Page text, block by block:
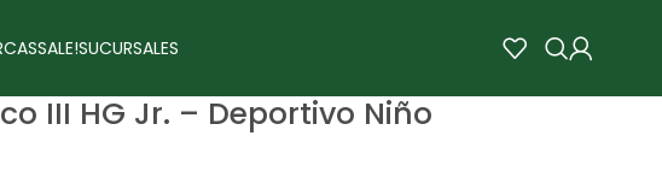
SALE!SUCURSALES
III HG Jr. – Deportivo Niño